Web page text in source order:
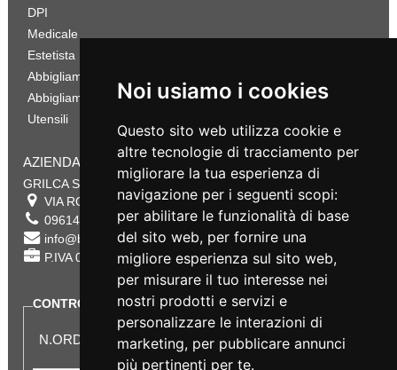
Noi usiamo i cookies
Questo sito web utilizza cookie e
altre tecnologie di tracciamento per
migliorare la tua esperienza di
navigazione per i seguenti scopi:
per abilitare le funzionalità di base
del sito web, per fornire una
migliore esperienza sul sito web,
per misurare il tuo interesse nei
nostri prodotti e servizi e
personalizzare le interazioni di
marketing, per pubblicare annunci
più pertinenti per te.
DPI
Medicale
Estetista
Abbigliamento Sportivo
Abbigliamento Bambino
Utensili
AZIENDA
GRILCA SRL
VIA ROMA 180 88054 SERSALE , CZ
0961432177
info@bestsafety.it
P.IVA 02342180797
CONTROLLA LO STATO DEL TUO ORDINE
N.ORDINE: